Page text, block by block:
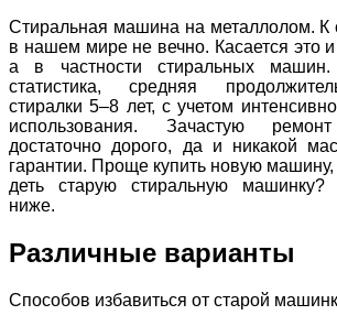
Стиральная машина на металлолом. К
в нашем мире не вечно. Касается это
а в частности стиральных машин.
статистика, средняя
стиралки 5–8 лет, с учетом
использования. Зачастую
достаточно дорого, да и никакой
гарантии. Проще купить новую
деть старую стиральную
ниже.
Различные варианты
Способов избавиться от старой